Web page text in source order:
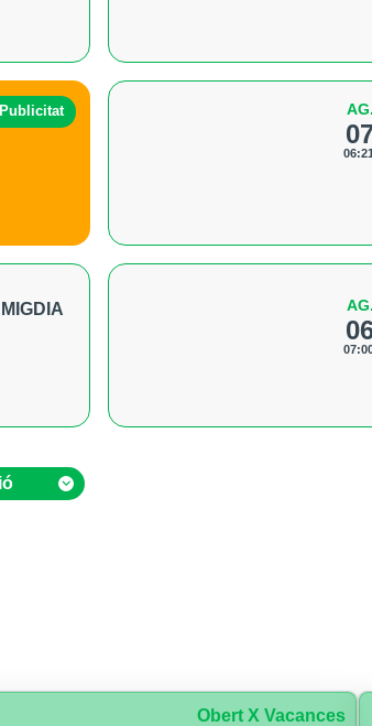
Publicitat AG.
06:21
AG.
Obert X Vacances